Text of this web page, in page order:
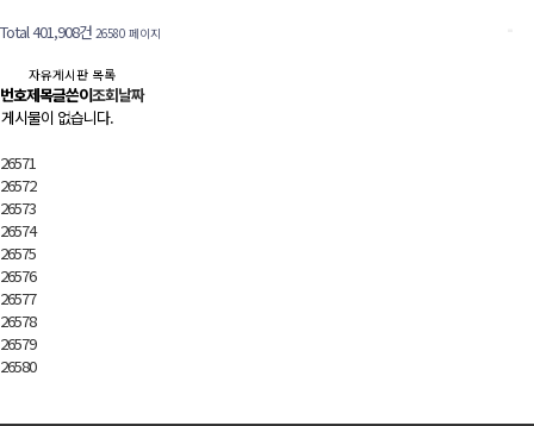
Total 401,908건 26580 페이지
자유게시판 목록
번호제목글쓴이조회날짜
게시물이 없습니다.
26571
26572
26573
26574
26575
26576
26577
26578
26579
26580